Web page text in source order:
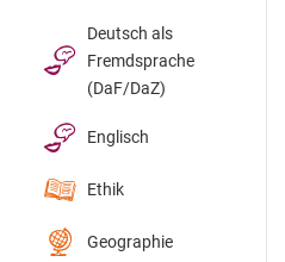
Deutsch als
Fremdsprache
(DaF/DaZ)
Englisch
Ethik
Geographie